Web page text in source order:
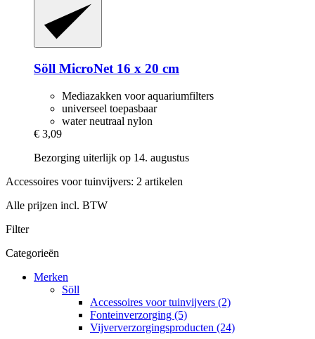
Söll MicroNet 16 x 20 cm
Mediazakken voor aquariumfilters
universeel toepasbaar
water neutraal nylon
€ 3,09
Bezorging uiterlijk op 14. augustus
Accessoires voor tuinvijvers: 2 artikelen
Alle prijzen incl. BTW
Filter
Categorieën
Merken
Söll
Accessoires voor tuinvijvers (2)
Fonteinverzorging (5)
Vijververzorgingsproducten (24)